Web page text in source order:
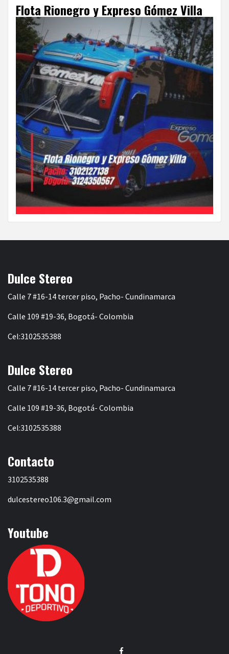
Flota Rionegro y Expreso Gómez Villa
Dulce Stereo
Calle 7 #16-14 tercer piso, Pacho- Cundinamarca
Calle 109 #19-36, Bogotá- Colombia
Cel:3102535388
Dulce Stereo
Calle 7 #16-14 tercer piso, Pacho- Cundinamarca
Calle 109 #19-36, Bogotá- Colombia
Cel:3102535388
Contacto
3102535388
dulcestereo106.3@gmail.com
Youtube
Facebook